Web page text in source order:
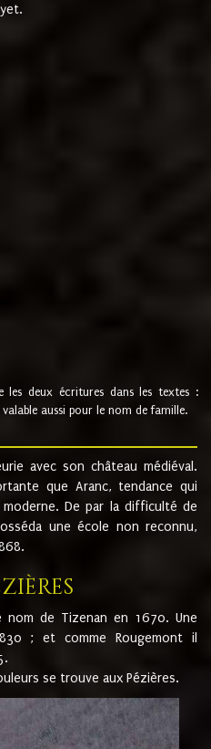
les deux écritures dans les textes :
aussi pour le nom de famille.
avec son château médiéval.
que Aranc, tendance qui
De par la difficulté de
une école non reconnu,
nom de Tizenan en 1670. Une
; et comme Rougemont il
se trouve aux Pézières.